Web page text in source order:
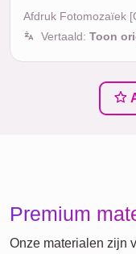
Afdruk Fotomozaïek
Vertaald: Toon
Premium
Onze materialen zijn